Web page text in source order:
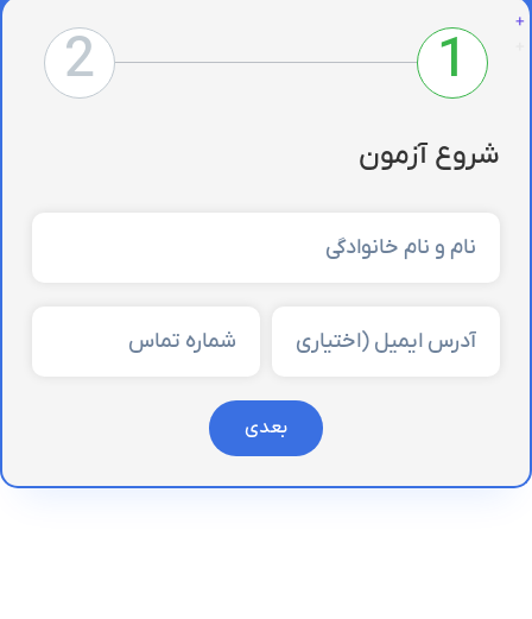
برای این که با
آشنا شده و
از نظرات زیباجویان بهره مند شوید توصیه می‌کنم
1
2
شروع آزمون
بعدی